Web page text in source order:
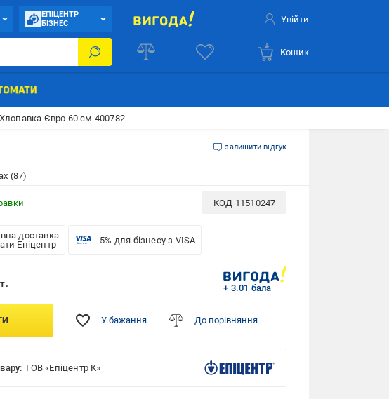
ЕПІЦЕНТР
БІЗНЕС
Увійти
Кошик
Хлопавка Євро 60 см 400782
залишити відгук
(87)
КОД 11510247
доставка
Епіцентр
-5% для бізнесу з VISA
+ 3.01 бала
У бажання До порівняння
ТОВ «Епіцентр К»